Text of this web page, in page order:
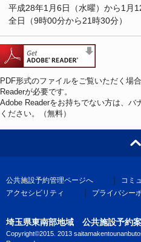
平成28年1月6日（水曜）から1月
全日（9時00分から21時30分）
PDF形式のファイルをご覧いただく場
Readerが必要です。
Adobe Readerをお持ちでない方は、バ
ください。（無料）
公共施設予約管理ページへ ｜ コミ
アクセシビリティ ｜ プライバシー
埼玉県東南部地域 公共施設予約
Copyright©2015. 2013